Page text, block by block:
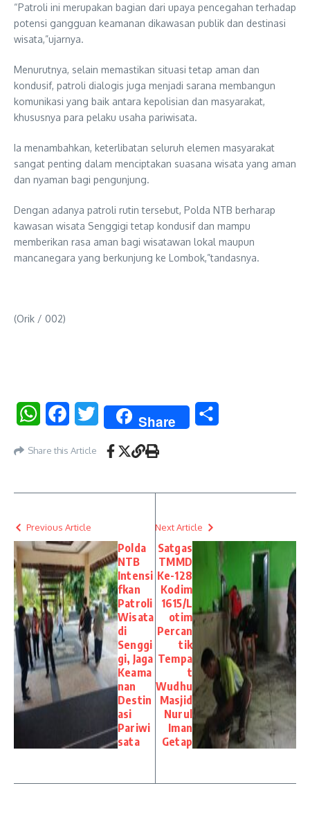
“Patroli ini merupakan bagian dari upaya pencegahan terhadap
potensi gangguan keamanan dikawasan publik dan destinasi
wisata,”ujarnya.
Menurutnya, selain memastikan situasi tetap aman dan
kondusif, patroli dialogis juga menjadi sarana membangun
komunikasi yang baik antara kepolisian dan masyarakat,
khususnya para pelaku usaha pariwisata.
Ia menambahkan, keterlibatan seluruh elemen masyarakat
sangat penting dalam menciptakan suasana wisata yang aman
dan nyaman bagi pengunjung.
Dengan adanya patroli rutin tersebut, Polda NTB berharap
kawasan wisata Senggigi tetap kondusif dan mampu
memberikan rasa aman bagi wisatawan lokal maupun
mancanegara yang berkunjung ke Lombok,”tandasnya.
(Orik / 002)
WhatsAppFacebookTwitter Share
Share this Article
Previous Article
Polda
NTB
Intensi
fkan
Patroli
Wisata
di
Senggi
gi, Jaga
Keama
nan
Destin
asi
Pariwi
sata
Next Article
Satgas
TMMD
Ke-128
Kodim
1615/L
otim
Percan
tik
Tempa
t
Wudhu
Masjid
Nurul
Iman
Getap